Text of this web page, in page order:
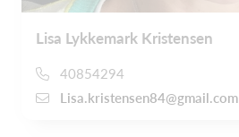
Lisa Lykkemark Kristensen
40854294
Lisa.kristensen84@gmail.com